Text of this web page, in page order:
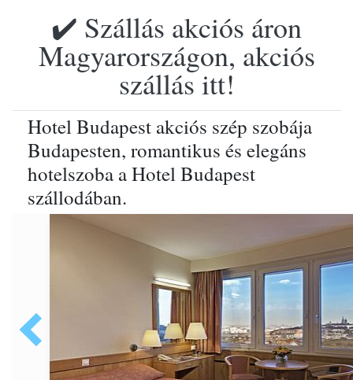
✔️ Szállás akciós áron
Magyarországon, akciós
szállás itt!
Hotel Budapest akciós szép szobája
Budapesten, romantikus és elegáns
hotelszoba a Hotel Budapest
szállodában.